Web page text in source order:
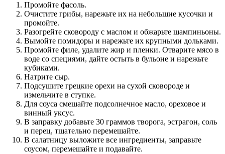
Промойте фасоль.
Очистите грибы, нарежьте их на небольшие кусочки и
промойте.
Разогрейте сковороду с маслом и обжарьте шампиньоны.
Вымойте помидоры и нарежьте их крупными дольками.
Промойте филе, удалите жир и пленки. Отварите мясо в
воде со специями, дайте остыть в бульоне и нарежьте
кубиками.
Натрите сыр.
Подсушите грецкие орехи на сухой сковороде и
измельчите в ступке.
Для соуса смешайте подсолнечное масло, ореховое и
винный уксус.
В заправку добавьте 30 граммов творога, эстрагон, соль
и перец, тщательно перемешайте.
В салатницу выложите все ингредиенты, заправьте
соусом, перемешайте и подавайте.